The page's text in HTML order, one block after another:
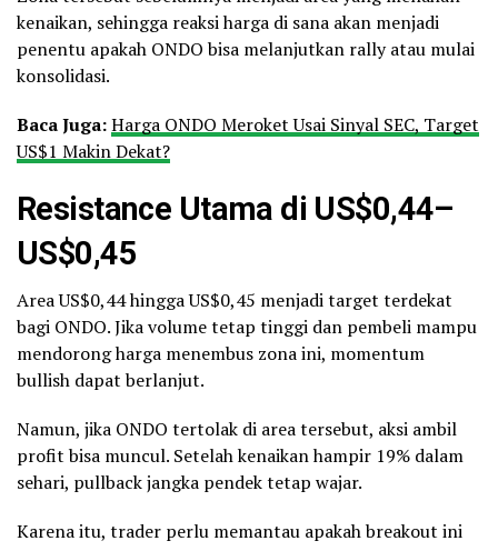
kenaikan, sehingga reaksi harga di sana akan menjadi
penentu apakah ONDO bisa melanjutkan rally atau mulai
konsolidasi.
Baca Juga:Harga ONDO Meroket Usai Sinyal SEC, Target
US$1 Makin Dekat?
Resistance Utama di US$0,44–
US$0,45
Area US$0,44 hingga US$0,45 menjadi target terdekat
bagi ONDO. Jika volume tetap tinggi dan pembeli mampu
mendorong harga menembus zona ini, momentum
bullish dapat berlanjut.
Namun, jika ONDO tertolak di area tersebut, aksi ambil
profit bisa muncul. Setelah kenaikan hampir 19% dalam
sehari, pullback jangka pendek tetap wajar.
Karena itu, trader perlu memantau apakah breakout ini